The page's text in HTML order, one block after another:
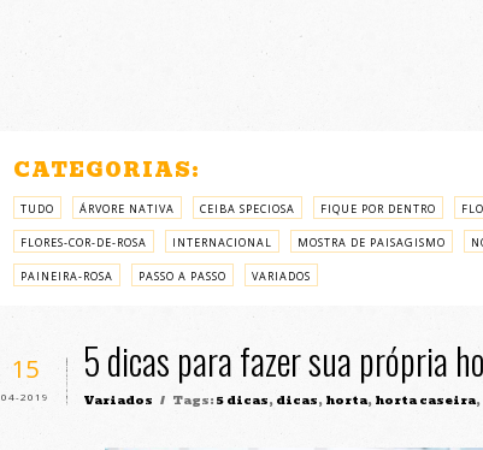
CATEGORIAS:
TUDO ÁRVORE NATIVA CEIBA SPECIOSA FIQUE POR DENTRO
FLORES-COR-DE-ROSA INTERNACIONAL MOSTRA DE PAISAGISMO
PAINEIRA-ROSA PASSO A PASSO VARIADOS
15
04-2019
5 dicas para fazer sua própria
Variados / Tags: 5 dicas, dicas, horta, horta caseira,